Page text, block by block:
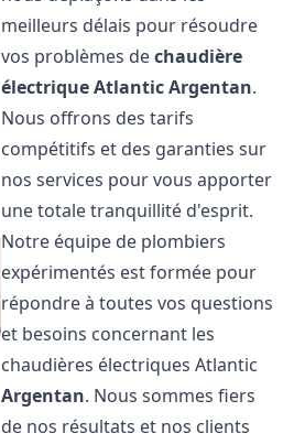
meilleurs délais pour résoudre
vos problèmes dechaudière
électrique AtlanticArgentan.
Nous offrons des tarifs
compétitifs et des garanties sur
nos services pour vous apporter
une totale tranquillité d'esprit.
Notre équipe de plombiers
expérimentés est formée pour
répondre à toutes vos questions
et besoins concernant les
chaudières électriques Atlantic
Argentan. Nous sommes fiers
de nos résultats et nos clients